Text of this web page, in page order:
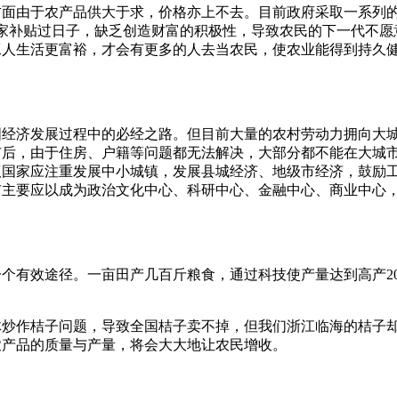
由于农产品供大于求，价格亦上不去。目前政府采取一系列
贴过日子，缺乏创造财富的积极性，导致农民的下一代不
生活更富裕，才会有更多的人去当农民，使农业能得到持久
济发展过程中的必经之路。但目前大量的农村劳动力拥向大
，由于住房、户籍等问题都无法解决，大部分都不能在大城
家应注重发展中小城镇，发展县城经济、地级市经济，鼓励
要应以成为政治文化中心、科研中心、金融中心、商业中心
有效途径。一亩田产几百斤粮食，通过科技使产量达到高产
作桔子问题，导致全国桔子卖不掉，但我们浙江临海的桔子
品的质量与产量，将会大大地让农民增收。